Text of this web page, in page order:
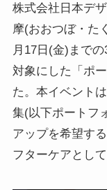
株式会社日本デ
摩(おおつぼ・た
月17日(金)まで
対象にした「ポ
た。本イベント
集(以下ポートフ
アップを希望す
フターケアとし